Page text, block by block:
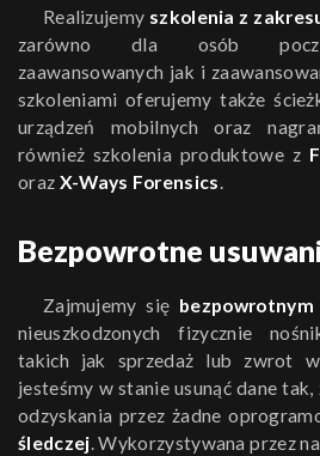
Realizujemy szkolenia z
zarówno dla osób
zaawansowanych jak i
szkoleniami oferujemy także
urządzeń mobilnych oraz
również szkolenia produktowe z
oraz X-Ways Forensics.
Bezpowrotne
Zajmujemy się
nieuszkodzonych fizycznie
takich jak sprzedaż lub zwrot
jesteśmy w stanie usunąć dane
odzyskania przez żadne
śledczej. Wykorzystywana przez